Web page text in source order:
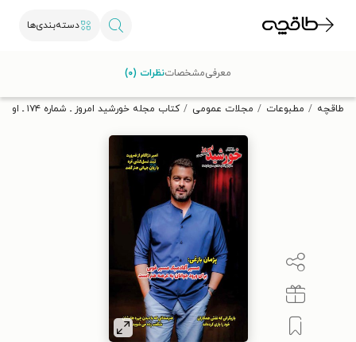
دسته‌بندی‌ها
تخفیف از طاقچه دریافت کن.
طاقچه مطبوعات مجلات عمومی کتاب مجله خورشید امروز ـ شماره ۱۷۴ ـ اول آذرماه ۱۴۰۲
معرفیمشخصاتنظرات (۰)